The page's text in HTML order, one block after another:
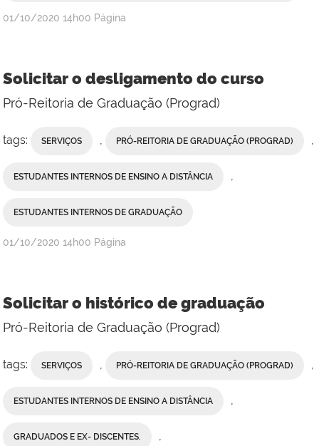
publicado
01/10/2020 14h00 Página
Solicitar o desligamento do curso
Pró-Reitoria de Graduação (Prograd)
tags: SERVIÇOS , PRÓ-REITORIA DE GRADUAÇÃO (PROGRAD) ,
ESTUDANTES INTERNOS DE ENSINO A DISTÂNCIA ,
ESTUDANTES INTERNOS DE GRADUAÇÃO
publicado
01/10/2020 14h00 Página
Solicitar o histórico de graduação
Pró-Reitoria de Graduação (Prograd)
tags: SERVIÇOS PRÓ-REITORIA DE GRADUAÇÃO (PROGRAD)
ESTUDANTES INTERNOS DE ENSINO A DISTÂNCIA
GRADUADOS E EX- DISCENTES.